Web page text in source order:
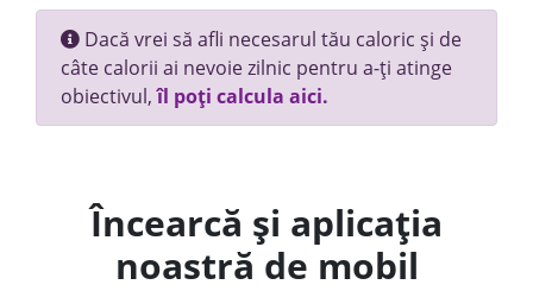
Dacă vrei să afli necesarul tău caloric și de
câte calorii ai nevoie zilnic pentru a-ți atinge
obiectivul,îl poți calcula aici.
Încearcă și aplicația
noastră de mobil